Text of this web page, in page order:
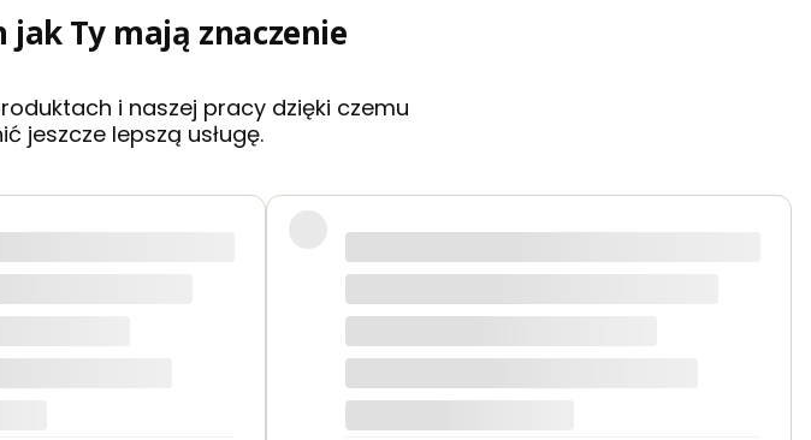
Ty mają znaczenie
i naszej pracy dzięki czemu
jeszcze lepszą usługę.